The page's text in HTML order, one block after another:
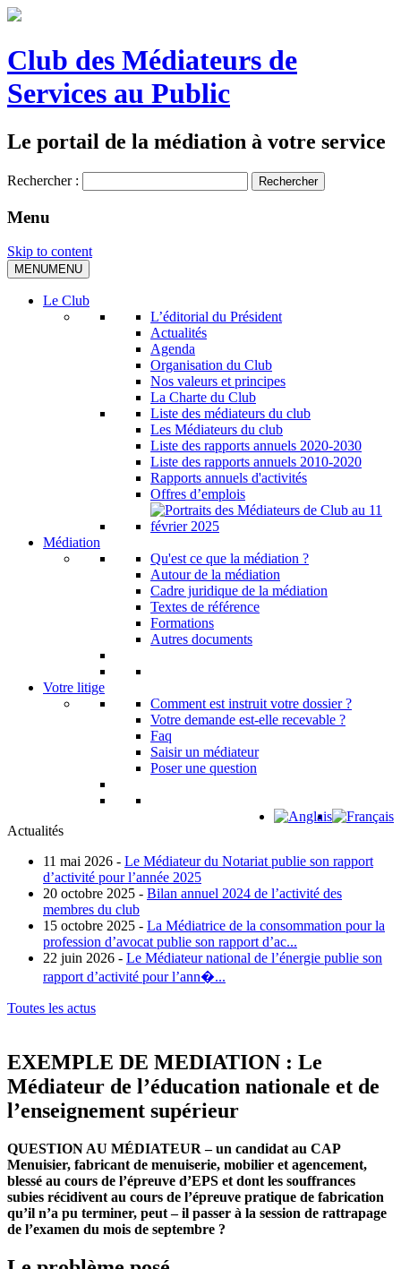
Club des Médiateurs de
Services au Public
Le portail de la médiation à votre service
Rechercher :
Menu
Skip to content
MENUMENU
Le Club
L’éditorial du Président
Actualités
Agenda
Organisation du Club
Nos valeurs et principes
La Charte du Club
Liste des médiateurs du club
Les Médiateurs du club
Liste des rapports annuels 2020-2030
Liste des rapports annuels 2010-2020
Rapports annuels d'activités
Offres d’emplois
Médiation
Qu'est ce que la médiation ?
Autour de la médiation
Cadre juridique de la médiation
Textes de référence
Formations
Autres documents
Votre litige
Comment est instruit votre dossier ?
Votre demande est-elle recevable ?
Faq
Saisir un médiateur
Poser une question
Actualités
11 mai 2026 - Le Médiateur du Notariat publie son rapport
d’activité pour l’année 2025
20 octobre 2025 - Bilan annuel 2024 de l’activité des
membres du club
15 octobre 2025 - La Médiatrice de la consommation pour la
profession d’avocat publie son rapport d’ac...
22 juin 2026 - Le Médiateur national de l’énergie publie son
rapport d’activité pour l’ann�...
Toutes les actus
EXEMPLE DE MEDIATION : Le
Médiateur de l’éducation nationale et de
l’enseignement supérieur
QUESTION AU MÉDIATEUR – un candidat au CAP
Menuisier, fabricant de menuiserie, mobilier et agencement,
blessé au cours de l’épreuve d’EPS et dont les souffrances
subies récidivent au cours de l’épreuve pratique de fabrication
qu’il n’a pu terminer, peut – il passer à la session de rattrapage
de l’examen du mois de septembre ?